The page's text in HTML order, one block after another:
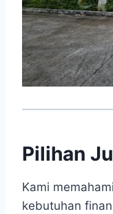
Pilihan
Kami
kebutuhan